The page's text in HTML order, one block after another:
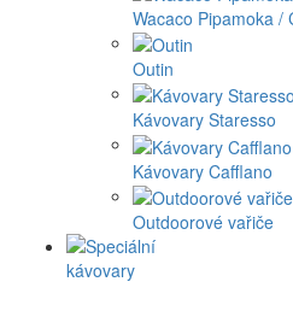
Wacaco Pipamoka /
Outin
Kávovary Staresso
Kávovary Cafflano
Outdoorové vařiče